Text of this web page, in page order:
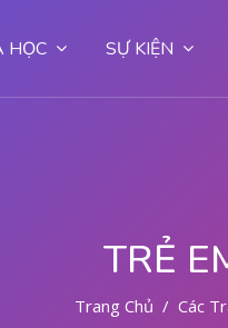
HỌC SỰ KIỆN
TRẺ
Trang Chủ Các